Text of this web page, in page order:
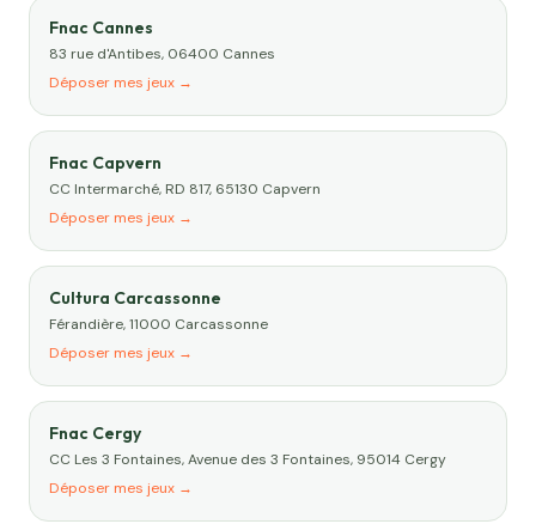
Fnac Cannes
83 rue d'Antibes, 06400 Cannes
Déposer mes jeux →
Fnac Capvern
CC Intermarché, RD 817, 65130 Capvern
Déposer mes jeux →
Cultura Carcassonne
Férandière, 11000 Carcassonne
Déposer mes jeux →
Fnac Cergy
CC Les 3 Fontaines, Avenue des 3 Fontaines, 95014 Cergy
Déposer mes jeux →